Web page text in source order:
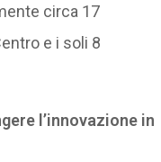
circa 17
e i soli 8
l’innovazione in